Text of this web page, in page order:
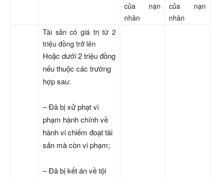
của nạn
nhân
của nạn
nhân
Tài sản có giá trị từ 2
triệu đồng trở lên
Hoặc dưới 2 triệu đồng
nếu thuộc các trường
hợp sau:
– Đã bị xử phạt vi
phạm hành chính về
hành vi chiếm đoạt tài
sản mà còn vi phạm;
– Đã bị kết án về tội